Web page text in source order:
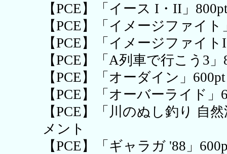
【PCE】「イース I・II」
【PCE】「イメージファイ
【PCE】「イメージファイ
【PCE】「A列車で行こう3
【PCE】「オーダイン」
【PCE】「オーバーライド
【PCE】「川のぬし釣り
メント
【PCE】「ギャラガ '88」